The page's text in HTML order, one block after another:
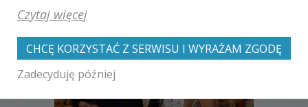
Czytaj więcej
CHCĘ KORZYSTAĆ Z SERWISU I WYRAŻAM ZGODĘ
Zadecyduję później